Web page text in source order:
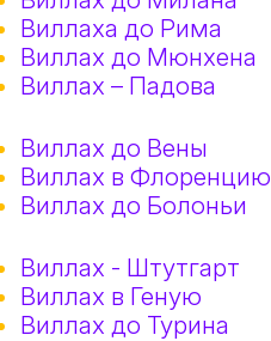
Виллаха до Рима
Виллах до Мюнхена
Виллах – Падова
Виллах до Вены
Виллах в Флоренцию
Виллах до Болоньи
Виллах - Штутгарт
Виллах в Геную
Виллах до Турина